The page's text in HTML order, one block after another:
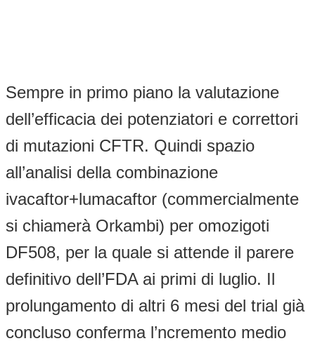
Sempre in primo piano la valutazione
dell’efficacia dei potenziatori e correttori
di mutazioni CFTR. Quindi spazio
all’analisi della combinazione
ivacaftor+lumacaftor (commercialmente
si chiamerà Orkambi) per omozigoti
DF508, per la quale si attende il parere
definitivo dell’FDA ai primi di luglio. Il
prolungamento di altri 6 mesi del trial già
concluso conferma l’ncremento medio